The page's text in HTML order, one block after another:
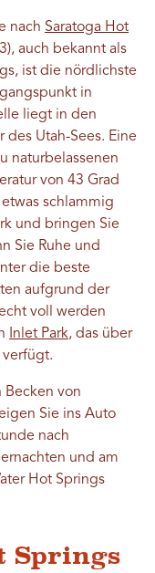
nach Saratoga Hot
auch bekannt als
ist die nördlichste
in
liegt in den
Utah-Sees. Eine
naturbelassenen
von 43 Grad
schlammig
und bringen Sie
Sie Ruhe und
die beste
aufgrund der
voll werden
Inlet Park, das über
verfügt.
Becken von
Sie ins Auto
nach
und am
Hot Springs
Springs